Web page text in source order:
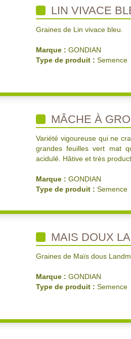
LIN VIVACE
Graines de Lin vivace bleu.
Marque : GONDIAN
Type de produit : Semence
MÂCHE À
Variété vigoureuse qui ne
grandes feuilles vert mat
acidulé. Hâtive et très
Marque : GONDIAN
Type de produit : Semence
MAIS DOUX
Graines de Maïs dous
Marque : GONDIAN
Type de produit : Semence